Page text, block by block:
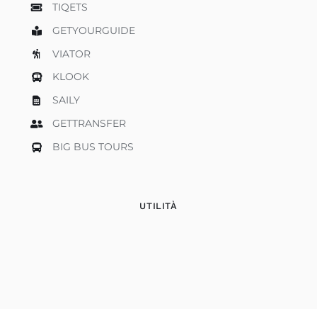
TIQETS
GETYOURGUIDE
VIATOR
KLOOK
SAILY
GETTRANSFER
BIG BUS TOURS
UTILITÀ